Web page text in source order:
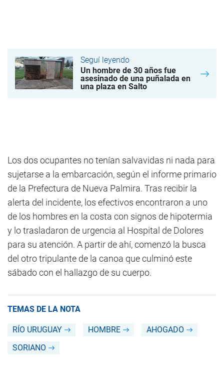
Seguí leyendo
Un hombre de 30 años fue
asesinado de una puñalada en
una plaza en Salto
Los dos ocupantes no tenían salvavidas ni nada para
sujetarse a la embarcación, según el informe primario
de la Prefectura de Nueva Palmira. Tras recibir la
alerta del incidente, los efectivos encontraron a uno
de los hombres en la costa con signos de hipotermia
y lo trasladaron de urgencia al Hospital de Dolores
para su atención. A partir de ahí, comenzó la busca
del otro tripulante de la canoa que culminó este
sábado con el hallazgo de su cuerpo.
TEMAS DE LA NOTA
RÍO URUGUAY HOMBRE
AHOGADO
SORIANO